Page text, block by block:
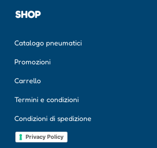
SHOP
Catalogo pneumatici
Promozioni
Carrello
Termini e condizioni
Condizioni di spedizione
Privacy Policy